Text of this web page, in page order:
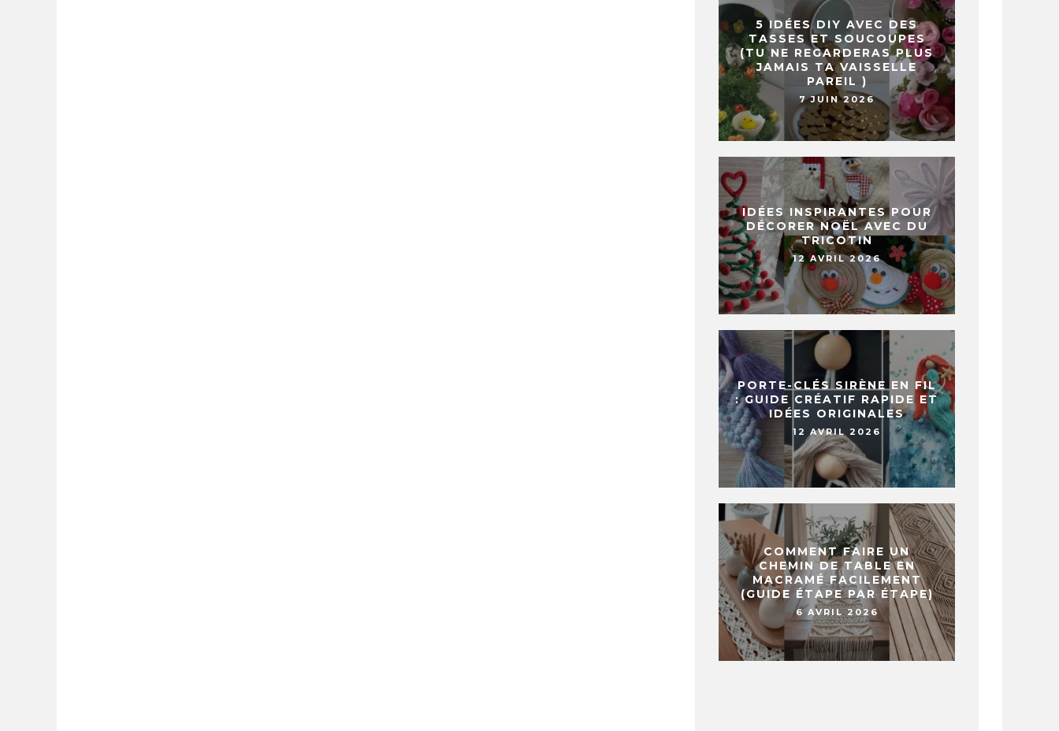
5 IDÉES DIY AVEC DES
TASSES ET SOUCOUPES
(TU NE REGARDERAS PLUS
JAMAIS TA VAISSELLE
PAREIL )
7 JUIN 2026
IDÉES INSPIRANTES POUR
DÉCORER NOËL AVEC DU
TRICOTIN
12 AVRIL 2026
PORTE-CLÉS SIRÈNE EN FIL
: GUIDE CRÉATIF RAPIDE ET
IDÉES ORIGINALES
12 AVRIL 2026
COMMENT FAIRE UN
CHEMIN DE TABLE EN
MACRAMÉ FACILEMENT
(GUIDE ÉTAPE PAR ÉTAPE)
6 AVRIL 2026